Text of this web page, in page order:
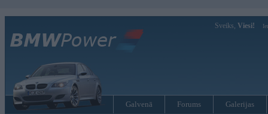
Sveiks, Viesi!
Galvenā Forums Galerijas